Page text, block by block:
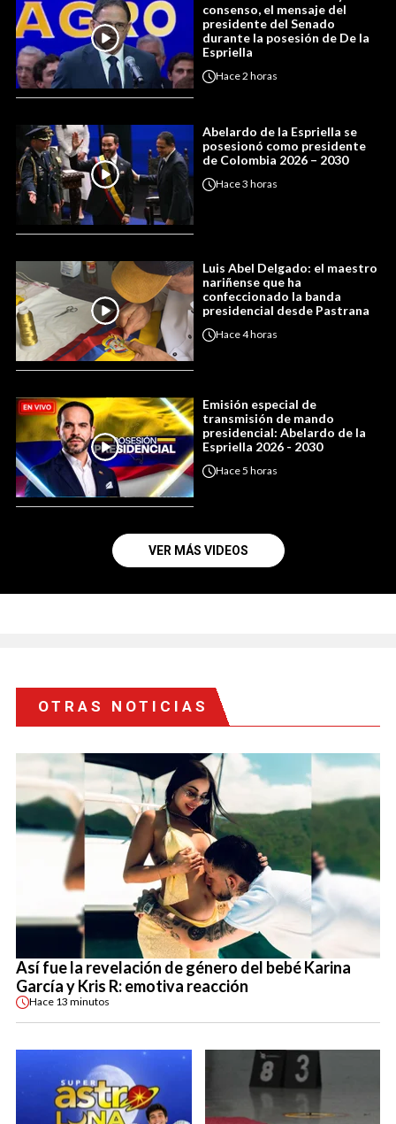
consenso, el mensaje del
presidente del Senado
durante la posesión de De la
Espriella
Hace2 horas
Abelardo de la Espriella se
posesionó como presidente
de Colombia 2026 – 2030
Hace3 horas
Luis Abel Delgado: el maestro
nariñense que ha
confeccionado la banda
presidencial desde Pastrana
Hace4 horas
Emisión especial de
transmisión de mando
presidencial: Abelardo de la
Espriella 2026 - 2030
Hace5 horas
VER MÁS VIDEOS
OTRAS NOTICIAS
Así fue la revelación de género del bebé Karina
García y Kris R: emotiva reacción
Hace 13 minutos